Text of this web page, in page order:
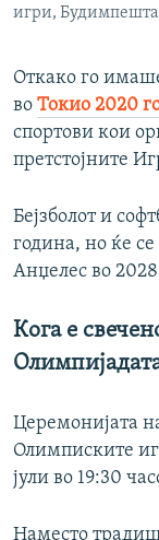
игри,
Откако го
во Токио 2020
спортови кои
претстојните
Бејзболот и
година, но ќе
Анџелес во
Кога е
Церемонијата
Олимписките
јули во 19:30
Наместо